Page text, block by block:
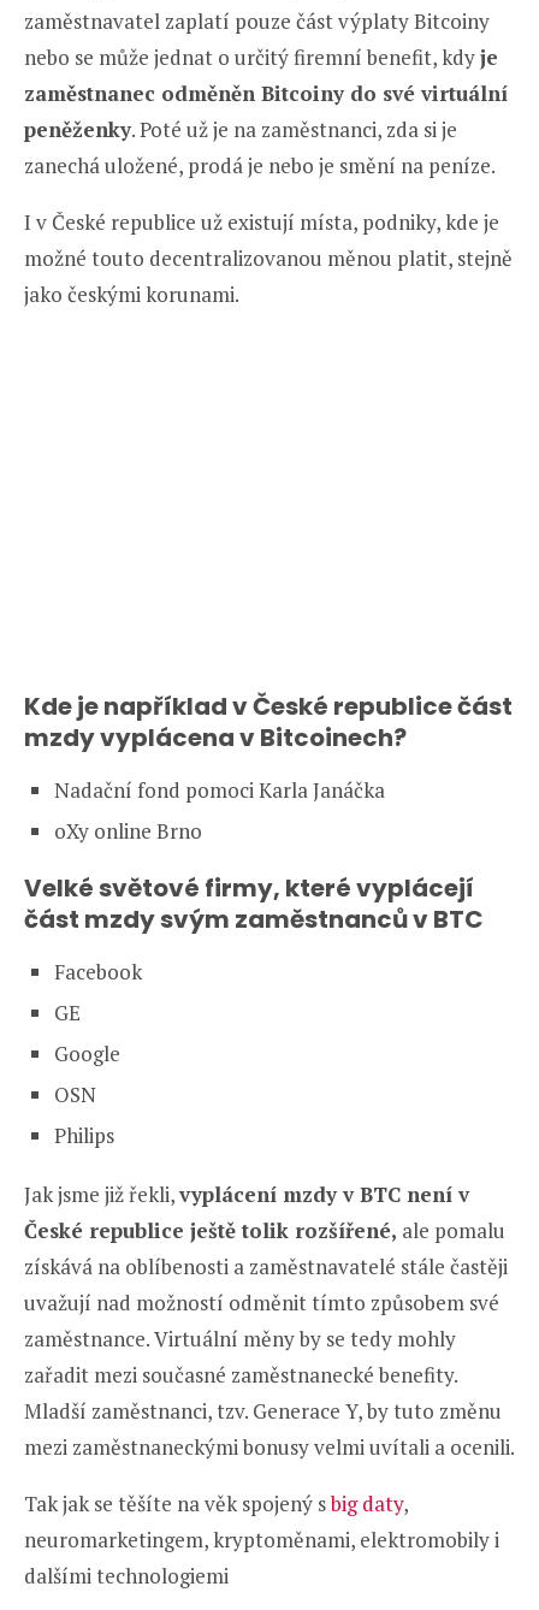
zaměstnavatel zaplatí pouze část výplaty Bitcoiny
nebo se může jednat o určitý firemní benefit, kdyje
zaměstnanec odměněn Bitcoiny do své virtuální
peněženky. Poté už je na zaměstnanci, zda si je
zanechá uložené, prodá je nebo je smění na peníze.
I v České republice už existují místa, podniky, kde je
možné touto decentralizovanou měnou platit, stejně
jako českými korunami.
Kde je například v České republice část
mzdy vyplácena v Bitcoinech?
Nadační fond pomoci Karla Janáčka
oXy online Brno
Velké světové firmy, které vyplácejí
část mzdy svým zaměstnanců v BTC
Facebook
GE
Google
OSN
Philips
Jak jsme již řekli,vyplácení mzdy v BTC není v
České republice ještě tolik rozšířené, ale pomalu
získává na oblíbenosti a zaměstnavatelé stále častěji
uvažují nad možností odměnit tímto způsobem své
zaměstnance. Virtuální měny by se tedy mohly
zařadit mezi současné zaměstnanecké benefity.
Mladší zaměstnanci, tzv. Generace Y, by tuto změnu
mezi zaměstnaneckými bonusy velmi uvítali a ocenili.
Tak jak se těšíte na věk spojený sbig daty,
neuromarketingem, kryptoměnami, elektromobily i
dalšími technologiemi